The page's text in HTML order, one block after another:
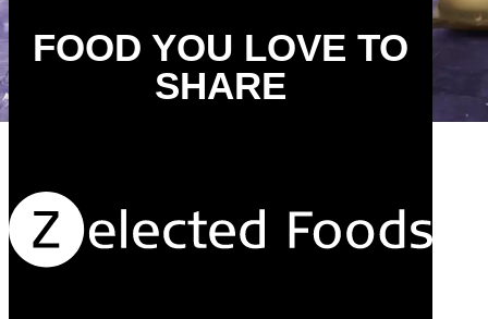
FOOD YOU LOVE TO
SHARE